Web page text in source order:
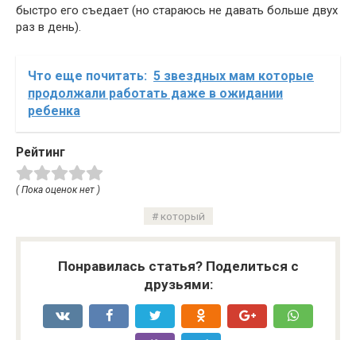
быстро его съедает (но стараюсь не давать больше двух
раз в день).
Что еще почитать: 5 звездных мам которые
продолжали работать даже в ожидании
ребенка
Рейтинг
( Пока оценок нет )
который
Понравилась статья? Поделиться с
друзьями: